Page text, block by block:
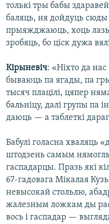
толькі тры бабы
баляць, ня дойдуць сюды
прыяжджаюць, хоць
зробяць, бо ціск дужа
Кірыневіч: «Ніхто да
бываюць па ягады, па
тысяч плацілі, цяпер
бальніцу, далі групы па
даюць — а таблеткі
Бабулі голасна хваляць
штодзень самым
гаспадарцы. Празь які
67-гадовага Мікалая
невысокай стольлю,
жалезным ложкам ды
вось і гаспадар —